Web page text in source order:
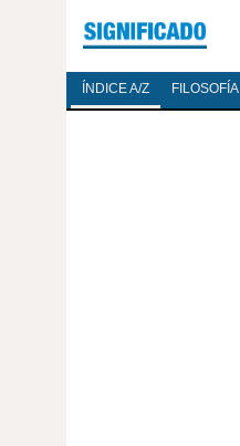
ÍNDICE A/Z FILOSOFÍA